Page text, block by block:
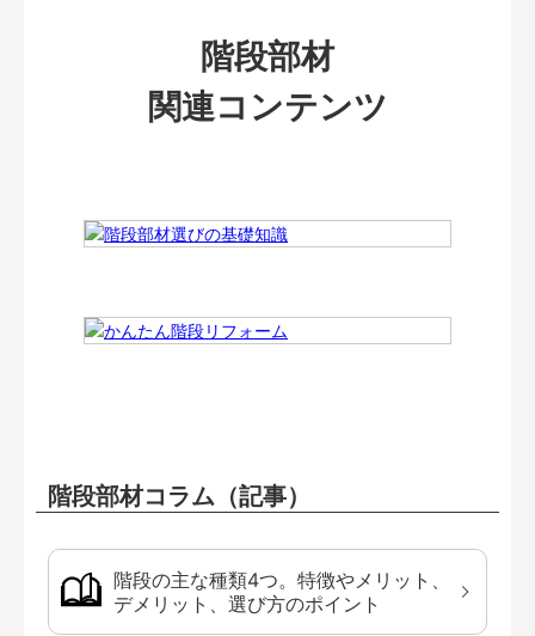
階段部材
関連コンテンツ
階段部材コラム（記事）
階段の主な種類4つ。特徴やメリット、
デメリット、選び方のポイント